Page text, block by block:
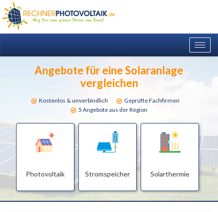
Angebote für eine Solaranlage
vergleichen
Kostenlos & unverbindlich
Geprüfte Fachfirmen
5 Angebote aus der Region
Photovoltaik Stromspeicher Solarthermie